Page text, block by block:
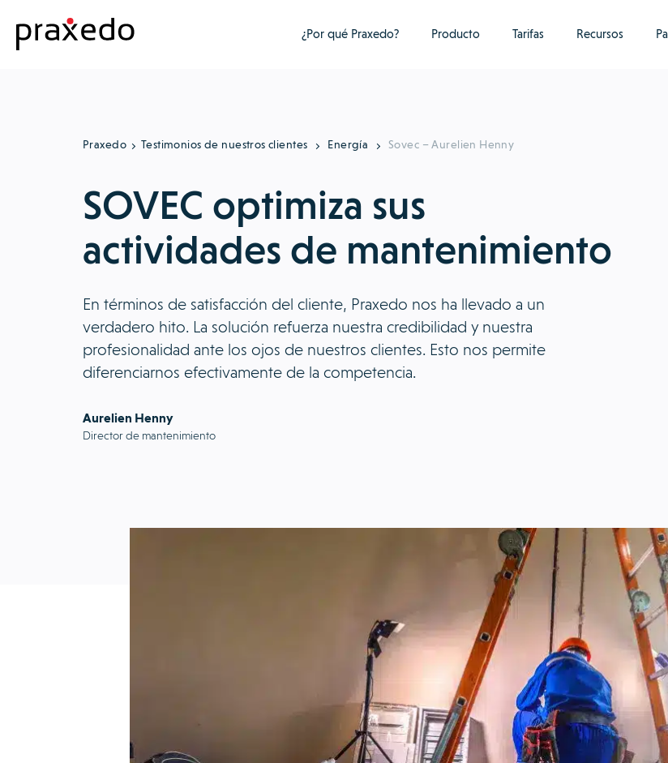
¿Por qué Praxedo? Producto Tarifas Recursos
Praxedo Testimonios de nuestros clientes Energía Sovec – Aurelien Henny
SOVEC optimiza sus
actividades de mantenimiento
En términos de satisfacción del cliente, Praxedo nos ha llevado a un
verdadero hito. La solución refuerza nuestra credibilidad y nuestra
profesionalidad ante los ojos de nuestros clientes. Esto nos permite
diferenciarnos efectivamente de la competencia.
Aurelien Henny
Director de mantenimiento